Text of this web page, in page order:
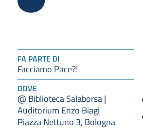
FA PARTE DI
Facciamo Pace?!
DOVE
@ Biblioteca Salaborsa |
Auditorium Enzo Biagi
Piazza Nettuno 3, Bologna